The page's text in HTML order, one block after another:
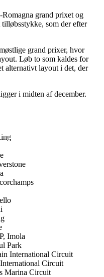
grand prixet og
som der efter
grand prixer, hvor
Løb to som kaldes for
alternativt layout i det, der
i midten af december.
Imola
Park
International Circuit
Circuit
Marina Circuit